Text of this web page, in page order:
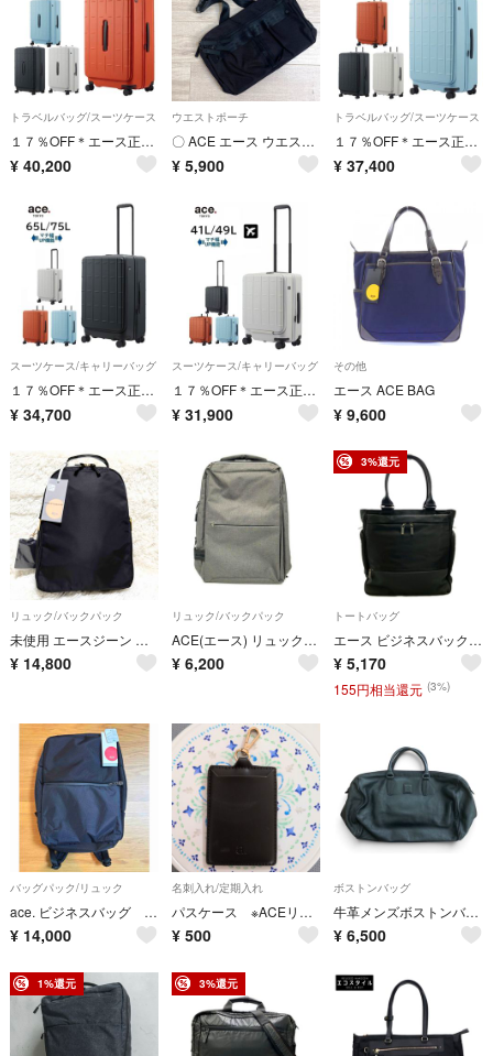
トラベルバッグ/スーツケース
１７％OFF＊エース正規店【希望色確認】《10年間製品保証》■エース[トレリスZ]スーツケース ※拡張式:104L/120L
¥ 40,200
ウエストポーチ
〇 ACE エース ウエストバッグ ウエストポーチ ボディバッグ メンズ ブラック 黒
¥ 5,900
トラベルバッグ/スーツケース
１７％OFF＊エース正規店【希望色確認】《10年間製品保証》■エース[トレリスZ]スーツケース ※拡張式:82L/95L
¥ 37,400
スーツケース/キャリーバッグ
１７％OFF＊エース正規店★完売間近【希望色確認】《10年間製品保証》■エース[トレリスZ]スーツケース ※拡張式:65L/75L
¥ 34,700
スーツケース/キャリーバッグ
１７％OFF＊エース正規店【希望色確認】《10年間製品保証》■エース[トレリスZ]スーツケース ※拡張式:41L/49L＊機内持込
¥ 31,900
その他
エース ACE BAG
¥ 9,600
リュック/バックパック
未使用 エースジーン スリファム ブラック ビジネス リュック 10L A4
¥ 14,800
リュック/バックパック
ACE(エース) リュックサック - グレー
¥ 6,200
3%還元
トートバッグ
エース ビジネスバック トートバッグ メンズ ACE
¥ 5,170
155円相当還元 (3%)
バッグパック/リュック
ace. ビジネスバッグ バリパック 新品未使用 エース
¥ 14,000
名刺入れ/定期入れ
パスケース ※ACEリュックサックの付属品
¥ 500
ボストンバッグ
牛革メンズボストンバッグ ACE
¥ 6,500
1%還元 3%還元